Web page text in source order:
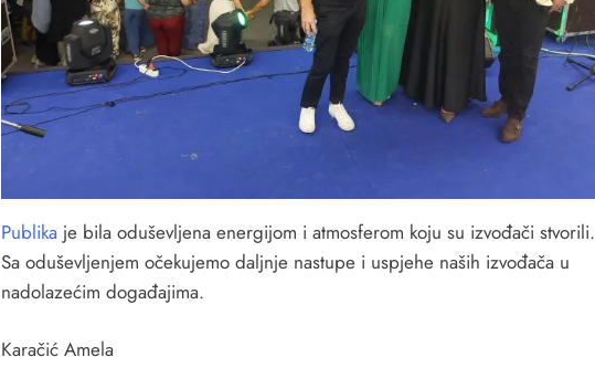
Publika je bila oduševljena energijom i atmosferom koju su izvođači stvorili.
Sa oduševljenjem očekujemo daljnje nastupe i uspjehe naših izvođača u
nadolazećim događajima.
Karačić Amela